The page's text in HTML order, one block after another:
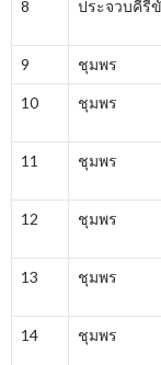
8 ประจวบคีรี
9 ชุมพร
10 ชุมพร
11 ชุมพร
12 ชุมพร
13 ชุมพร
14 ชุมพร